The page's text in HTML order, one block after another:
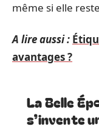
même si elle
A lire aussi :
avantages ?
La Belle
s’invente